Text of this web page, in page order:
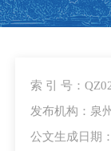
索 引 号：
发布机构：泉
公文生成日期